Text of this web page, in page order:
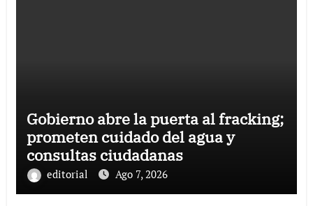
Gobierno abre la puerta al fracking;
prometen cuidado del agua y
consultas ciudadanas
editorial Ago 7, 2026